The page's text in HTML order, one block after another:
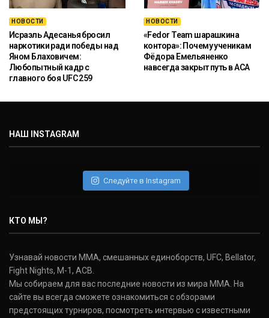
НОВОСТИ
Исраэль Адесанья бросил
наркотики ради победы над
Яном Блаховичем:
Любопытный кадр с
главного боя UFC 259
НОВОСТИ
«Fedor Team шарашкина
контора»: Почему ученикам
Фёдора Емельяненко
навсегда закрыт путь в ACA
НАШ INSTAGRAM
Следуйте в Instagram
КТО МЫ?
Узнавай новости ММА, смешанных единоборств, UFC, Bellator,
Fight Nights, M-1, ACB.
Мы собираем для вас последние новости из мира ММА. На
сайте вы всегда сможете ознакомиться с обзорами
предстоящих турниров, посмотреть интервью с известными